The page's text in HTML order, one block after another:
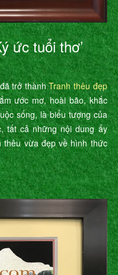
ức tuổi thơ’
trở thànhTranh thêu đẹp
ước mơ, hoài bão, khắc
sống, là biểu tượng của
tất cả những nội dung ấy
thêu vừa đẹp về hình thức